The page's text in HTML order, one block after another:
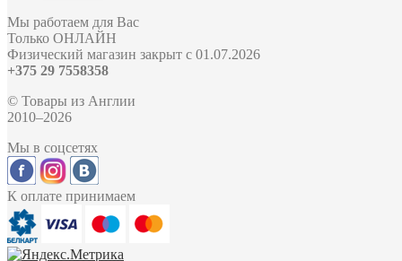
Мы работаем для Вас
Только ОНЛАЙН
Физический магазин закрыт с 01.07.2026
+375 29 7558358
© Товары из Англии
2010–2026
Мы в соцсетях
К оплате принимаем